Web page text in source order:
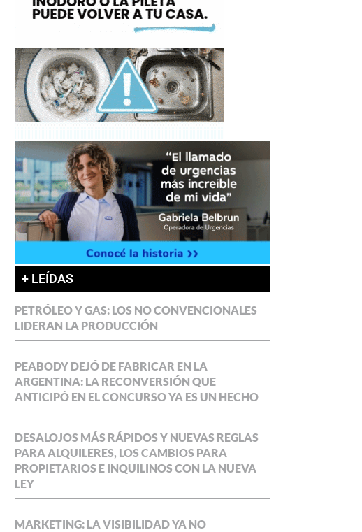
+ LEÍDAS
PETRÓLEO Y GAS: LOS NO CONVENCIONALES
LIDERAN LA PRODUCCIÓN
PEABODY DEJÓ DE FABRICAR EN LA
ARGENTINA: LA RECONVERSIÓN QUE
ANTICIPÓ EN EL CONCURSO YA ES UN HECHO
DESALOJOS MÁS RÁPIDOS Y NUEVAS REGLAS
PARA ALQUILERES, LOS CAMBIOS PARA
PROPIETARIOS E INQUILINOS CON LA NUEVA
LEY
MARKETING: LA VISIBILIDAD YA NO